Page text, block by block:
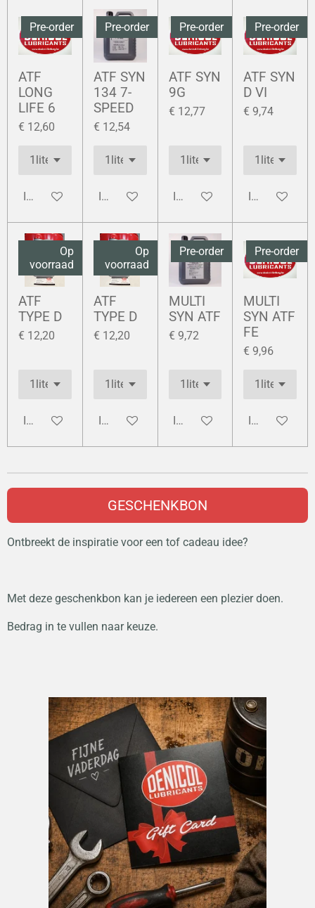
Pre-order
ATF
LONG
LIFE 6
€ 12,60
In winkelwagen
Pre-order
ATF SYN
134 7-
SPEED
€ 12,54
In winkelwagen
Pre-order
ATF SYN
9G
€ 12,77
In winkelwagen
Pre-order
ATF SYN
D VI
€ 9,74
In
Op
voorraad
ATF
TYPE D
€ 12,20
In winkelwagen
Op
voorraad
ATF
TYPE D
€ 12,20
In winkelwagen
Pre-order
MULTI
SYN ATF
€ 9,72
In winkelwagen
Pre-order
MULTI
SYN ATF
FE
€ 9,96
In
GESCHENKBON
Ontbreekt de inspiratie voor een tof cadeau idee?
Met deze geschenkbon kan je iedereen een plezier doen.
Bedrag in te vullen naar keuze.